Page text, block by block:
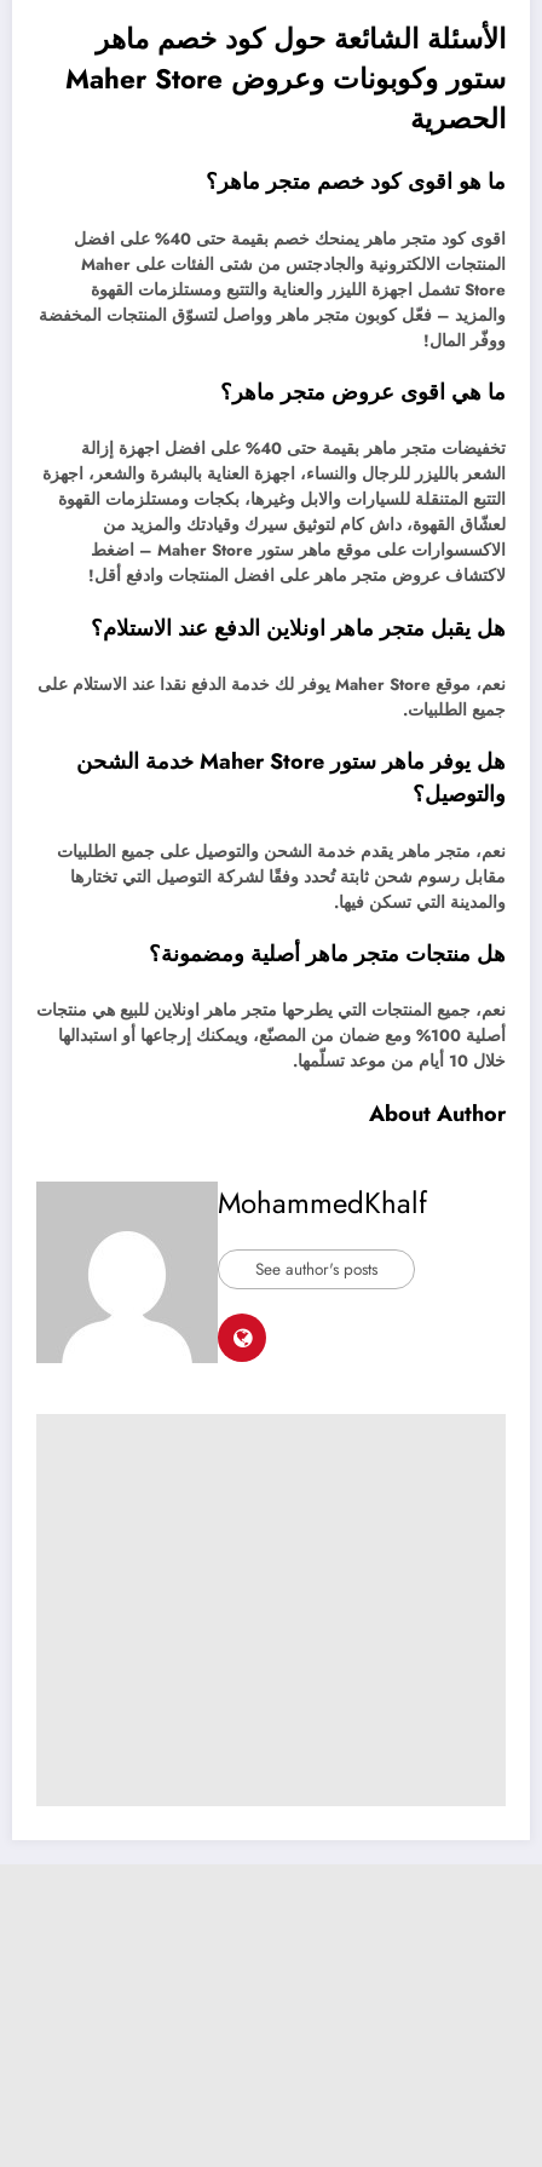
الأسئلة الشائعة حول كود خصم ماهر
ستور وكوبونات وعروض Maher Store
الحصرية
ما هو اقوى كود خصم متجر ماهر؟
اقوى كود متجر ماهر يمنحك خصم بقيمة حتى 40% على افضل
المنتجات الالكترونية والجادجتس من شتى الفئات على Maher
Store تشمل اجهزة الليزر والعناية والتتبع ومستلزمات القهوة
والمزيد – فعّل كوبون متجر ماهر وواصل لتسوّق المنتجات المخفضة
ووفّر المال!
ما هي اقوى عروض متجر ماهر؟
تخفيضات متجر ماهر بقيمة حتى 40% على افضل اجهزة إزالة
الشعر بالليزر للرجال والنساء، اجهزة العناية بالبشرة والشعر، اجهزة
التتبع المتنقلة للسيارات والابل وغيرها، بكجات ومستلزمات القهوة
لعشّاق القهوة، داش كام لتوثيق سيرك وقيادتك والمزيد من
الاكسسوارات على موقع ماهر ستور Maher Store – اضغط
لاكتشاف عروض متجر ماهر على افضل المنتجات وادفع أقل!
هل يقبل متجر ماهر اونلاين الدفع عند الاستلام؟
نعم، موقع Maher Store يوفر لك خدمة الدفع نقدا عند الاستلام على
جميع الطلبيات.
هل يوفر ماهر ستور Maher Store خدمة الشحن
والتوصيل؟
نعم، متجر ماهر يقدم خدمة الشحن والتوصيل على جميع الطلبيات
مقابل رسوم شحن ثابتة تُحدد وفقًا لشركة التوصيل التي تختارها
والمدينة التي تسكن فيها.
هل منتجات متجر ماهر أصلية ومضمونة؟
نعم، جميع المنتجات التي يطرحها متجر ماهر اونلاين للبيع هي منتجات
أصلية 100% ومع ضمان من المصنّع، ويمكنك إرجاعها أو استبدالها
خلال 10 أيام من موعد تسلّمها.
About Author
MohammedKhalf
See author's posts